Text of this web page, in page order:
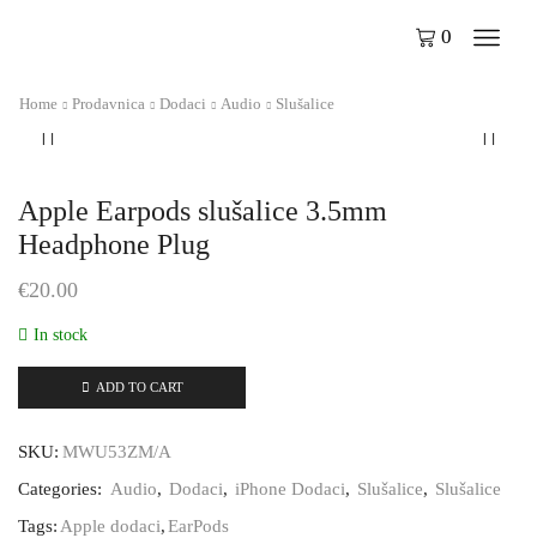
0
Home Prodavnica Dodaci Audio Slušalice
Apple Earpods slušalice 3.5mm
Headphone Plug
€20.00
In stock
ADD TO CART
SKU: MWU53ZM/A
Categories: Audio, Dodaci, iPhone Dodaci, Slušalice, Slušalice
Tags:Apple dodaci,EarPods